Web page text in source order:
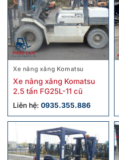
Xe nâng xăng Komatsu
Xe nâng xăng Komatsu
2.5 tấn FG25L-11 cũ
Liên hệ: 0935.355.886